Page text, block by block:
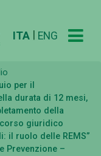
ITA ENG
per il
durata di 12 mesi,
della
giuridico
il ruolo delle REMS”
Prevenzione –